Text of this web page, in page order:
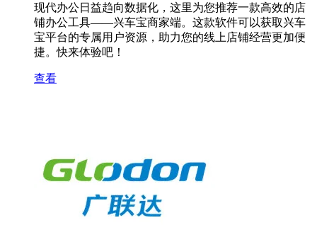
现代办公日益趋向数据化，这里为您推荐一款高效的店
铺办公工具——兴车宝商家端。这款软件可以获取兴车
宝平台的专属用户资源，助力您的线上店铺经营更加便
捷。快来体验吧！
查看